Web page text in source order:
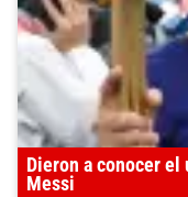
Dieron a conocer
Messi